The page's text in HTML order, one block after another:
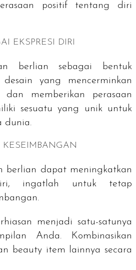
positif tentang diri
EKSPRESI DIRI
berlian sebagai bentuk
yang mencerminkan
memberikan perasaan
sesuatu yang unik untuk
dunia.
berlian dapat meningkatkan
ingatlah untuk tetap
menjadi satu-satunya
Anda. Kombinasikan
beauty item lainnya secara